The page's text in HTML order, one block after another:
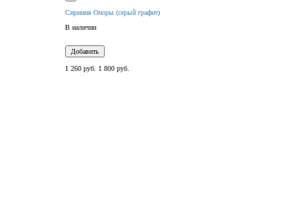
Сириния Опоры (серый графит)
В наличии
Добавить
1 260 руб. 1 800 руб.